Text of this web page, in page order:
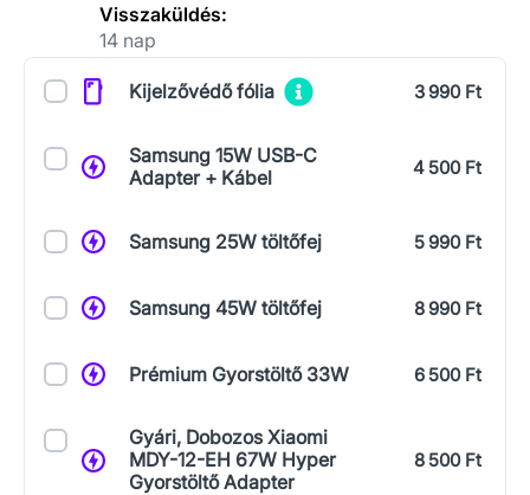
Visszaküldés:
14 nap
KiegészítőkKijelzővédő fólia 3 990 Ft
Samsung 15W USB-C
Adapter + Kábel
4 500 Ft
Samsung 25W töltőfej 5 990 Ft
Samsung 45W töltőfej 8 990 Ft
Prémium Gyorstöltő 33W 6 500 Ft
Gyári, Dobozos Xiaomi
MDY-12-EH 67W Hyper
Gyorstöltő Adapter
8 500 Ft